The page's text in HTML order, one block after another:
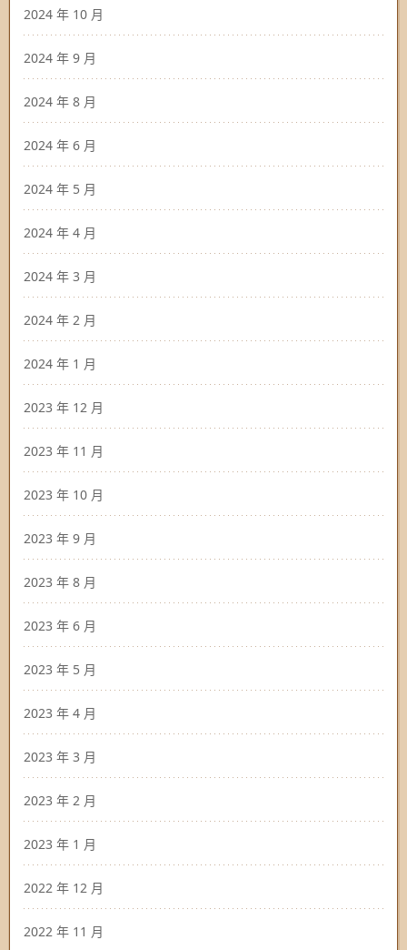
2024 年 10 月
2024 年 9 月
2024 年 8 月
2024 年 6 月
2024 年 5 月
2024 年 4 月
2024 年 3 月
2024 年 2 月
2024 年 1 月
2023 年 12 月
2023 年 11 月
2023 年 10 月
2023 年 9 月
2023 年 8 月
2023 年 6 月
2023 年 5 月
2023 年 4 月
2023 年 3 月
2023 年 2 月
2023 年 1 月
2022 年 12 月
2022 年 11 月